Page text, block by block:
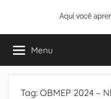
o
conteúdo
Aqui você
Menu
Tag: OBMEP 2024 –